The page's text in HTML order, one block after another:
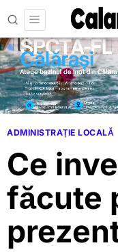
ADMINISTRAȚIE LOCALĂ
Ce
făcute